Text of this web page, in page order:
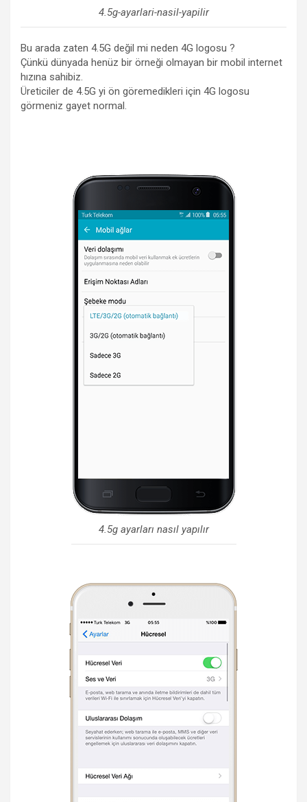
4.5g-ayarlari-nasil-yapilir
Bu arada zaten 4.5G değil mi neden 4G logosu ?
Çünkü dünyada henüz bir örneği olmayan bir mobil internet
hızına sahibiz.
Üreticiler de 4.5G yi ön göremedikleri için 4G logosu
görmeniz gayet normal.
4.5g ayarları nasıl yapılır